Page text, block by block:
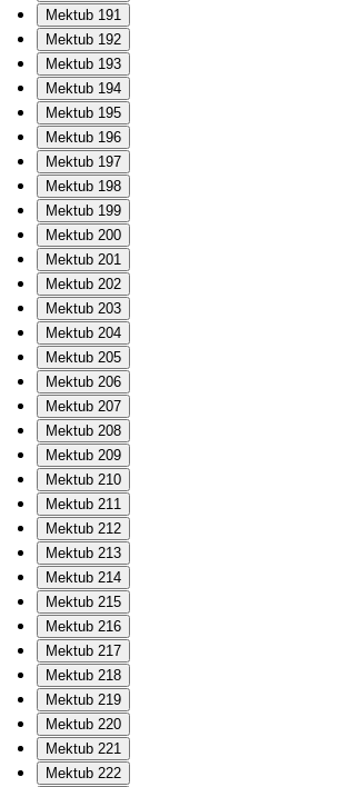
Mektub 191
Mektub 192
Mektub 193
Mektub 194
Mektub 195
Mektub 196
Mektub 197
Mektub 198
Mektub 199
Mektub 200
Mektub 201
Mektub 202
Mektub 203
Mektub 204
Mektub 205
Mektub 206
Mektub 207
Mektub 208
Mektub 209
Mektub 210
Mektub 211
Mektub 212
Mektub 213
Mektub 214
Mektub 215
Mektub 216
Mektub 217
Mektub 218
Mektub 219
Mektub 220
Mektub 221
Mektub 222